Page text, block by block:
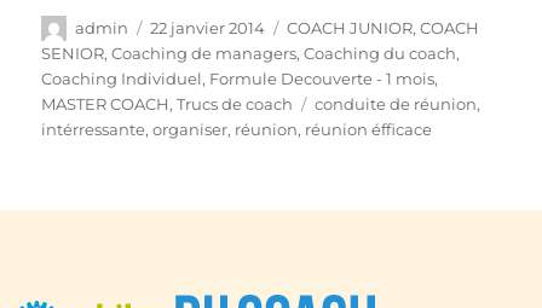
admin 22 janvier 2014 COACH JUNIOR,COACH
SENIOR,Coaching de managers,Coaching du coach,
Coaching Individuel, Formule Decouverte - 1 mois,
MASTER COACH,Trucs de coach conduite de réunion,
intérressante,organiser, réunion, réunion éfficace